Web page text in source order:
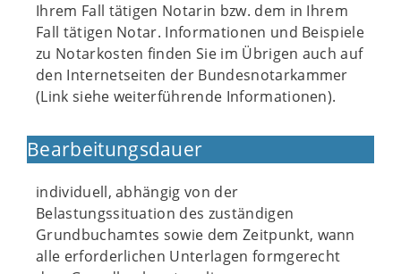
Ihrem Fall tätigen Notarin bzw. dem in Ihrem
Fall tätigen Notar. Informationen und Beispiele
zu Notarkosten finden Sie im Übrigen auch auf
den Internetseiten der Bundesnotarkammer
(Link siehe weiterführende Informationen).
Bearbeitungsdauer
individuell, abhängig von der
Belastungssituation des zuständigen
Grundbuchamtes sowie dem Zeitpunkt, wann
alle erforderlichen Unterlagen formgerecht